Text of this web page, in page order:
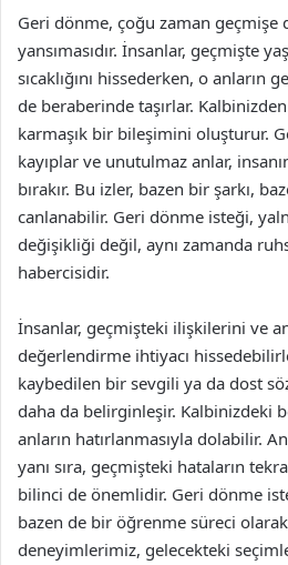
Geri dönme, çoğu zaman
yansımasıdır. İnsanlar, geçmişte
sıcaklığını hissederken, o
de beraberinde taşırlar.
karmaşık bir bileşimini oluşturur.
kayıplar ve unutulmaz anlar,
bırakır. Bu izler, bazen bir şarkı,
canlanabilir. Geri dönme isteği,
değişikliği değil, aynı zamanda
habercisidir.
İnsanlar, geçmişteki ilişkilerini ve
değerlendirme ihtiyacı
kaybedilen bir sevgili ya da dost
daha da belirginleşir. Kalbinizdeki
anların hatırlanmasıyla dolabilir.
yanı sıra, geçmişteki hataların
bilinci de önemlidir. Geri dönme
bazen de bir öğrenme süreci
deneyimlerimiz, gelecekteki